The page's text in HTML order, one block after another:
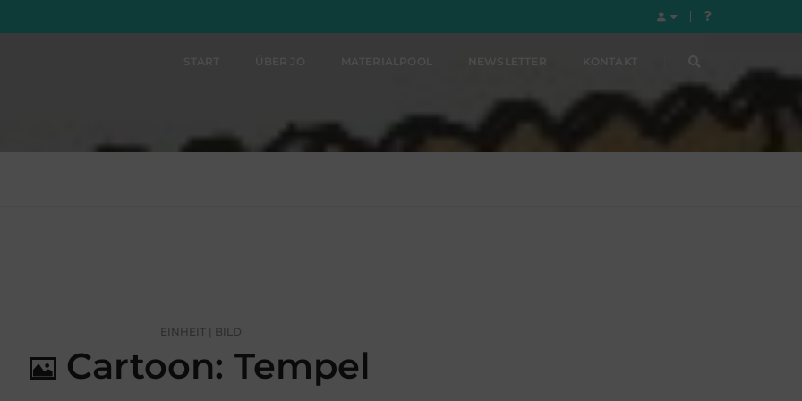
EINHEIT | BILD
Cartoon: Tempel